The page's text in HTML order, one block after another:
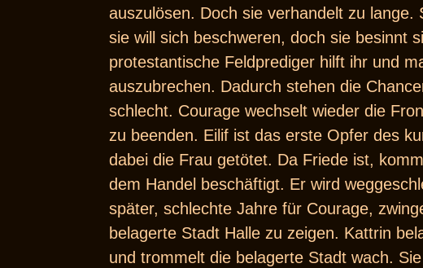
auszulösen. Doch sie verhandelt zu
sie will sich beschweren, doch sie besinnt
protestantische Feldprediger hilft ihr und
auszubrechen. Dadurch stehen die
schlecht. Courage wechselt wieder die
zu beenden. Eilif ist das erste Opfer des
dabei die Frau getötet. Da Friede ist,
dem Handel beschäftigt. Er wird
später, schlechte Jahre für Courage,
belagerte Stadt Halle zu zeigen. Kattrin
und trommelt die belagerte Stadt wach.